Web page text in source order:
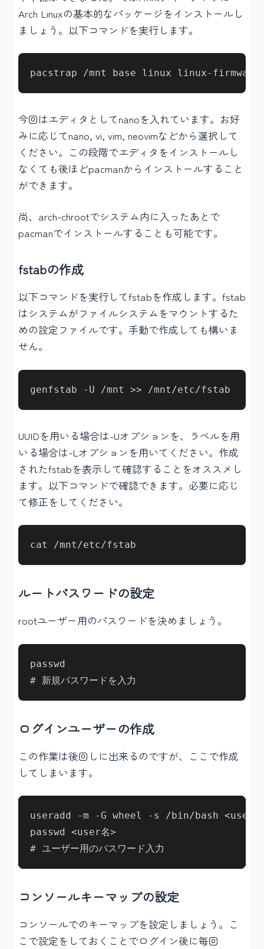
Arch Linuxの基本的なパッケージをインストールし
ましょう。以下コマンドを実行します。
今回はエディタとしてnanoを入れています。お好
みに応じてnano, vi, vim, neovimなどから選択して
ください。この段階でエディタをインストールし
なくても後ほどpacmanからインストールすること
ができます。
尚、arch-chrootでシステム内に入ったあとで
pacmanでインストールすることも可能です。
fstabの作成
以下コマンドを実行してfstabを作成します。fstab
はシステムがファイルシステムをマウントするた
めの設定ファイルです。手動で作成しても構いま
せん。
UUIDを用いる場合は-Uオプションを、ラベルを用
いる場合は-Lオプションを用いてください。作成
されたfstabを表示して確認することをオススメし
ます。以下コマンドで確認できます。必要に応じ
て修正をしてください。
ルートパスワードの設定
rootユーザー用のパスワードを決めましょう。
passwd
ログインユーザーの作成
この作業は後回しに出来るのですが、ここで作成
してしまいます。
useradd -m -G wheel -s /bin/bash <user名
passwd <user名>
コンソールキーマップの設定
コンソールでのキーマップを設定しましょう。こ
こで設定をしておくことでログイン後に毎回